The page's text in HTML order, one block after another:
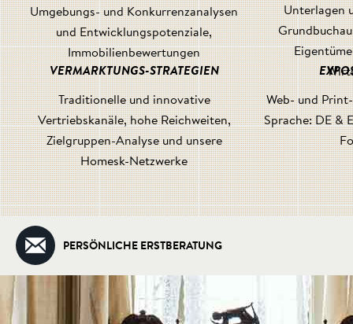
Umgebungs- und Konkurrenzanalysen
und Entwicklungspotenziale,
Immobilienbewertungen
Unterlagen
VERMARKTUNGS-STRATEGIEN
Traditionelle und innovative
Vertriebskanäle, hohe Reichweiten,
Zielgruppen-Analyse und unsere
Homesk-Netzwerke
Web- und
Sprache: DE &
PERSÖNLICHE ERSTBERATUNG